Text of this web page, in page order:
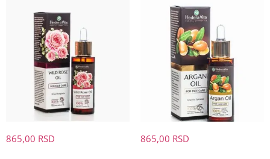
865,00 RSD 865,00 RSD